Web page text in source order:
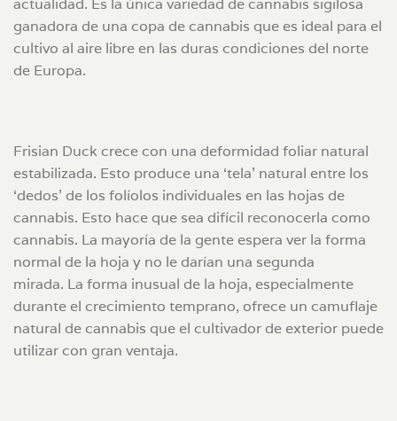
ganadora de una copa de cannabis que es ideal para el
cultivo al aire libre en las duras condiciones del norte
de Europa.
Frisian Duck crece con una deformidad foliar natural
estabilizada. Esto produce una ‘tela’ natural entre los
‘dedos’ de los folíolos individuales en las hojas de
cannabis. Esto hace que sea difícil reconocerla como
cannabis. La mayoría de la gente espera ver la forma
normal de la hoja y no le darían una segunda
mirada. La forma inusual de la hoja, especialmente
durante el crecimiento temprano, ofrece un camuflaje
natural de cannabis que el cultivador de exterior puede
utilizar con gran ventaja.